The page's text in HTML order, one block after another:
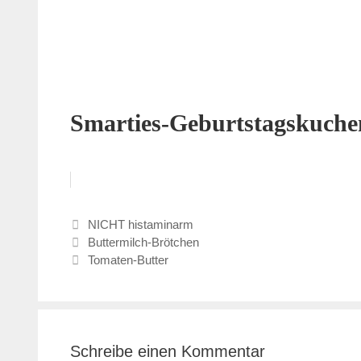
Smarties-
Kategorien
NICHT histaminarm
Buttermilch-Brötchen
Tomaten-Butter
Schreibe einen Kommentar